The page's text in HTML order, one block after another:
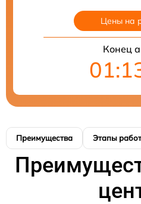
Цены на
Конец
Преимущества Этапы работ